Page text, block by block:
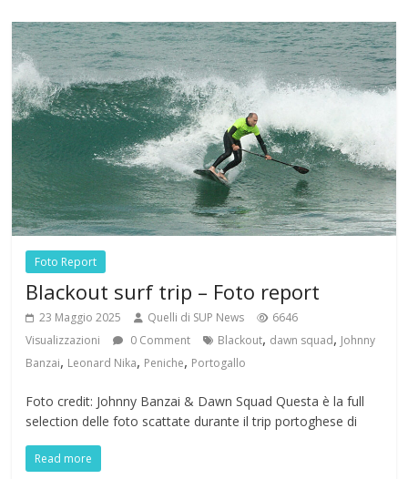
Foto Report
Blackout surf trip – Foto report
23 Maggio 2025 Quelli di SUP News
6646
Visualizzazioni
0 Comment Blackout, dawn squad, Johnny
Banzai, Leonard Nika, Peniche, Portogallo
Foto credit: Johnny Banzai & Dawn Squad Questa è la full
selection delle foto scattate durante il trip portoghese di
Read more